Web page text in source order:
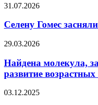
ЖКТ
Селену
засняли
красном
31.07.2026
Селену Гомес
Найдена
замедляющая
старение
и
возрастных
29.03.2026
Найдена молекула,
развитие
Рецепт
03.12.2025